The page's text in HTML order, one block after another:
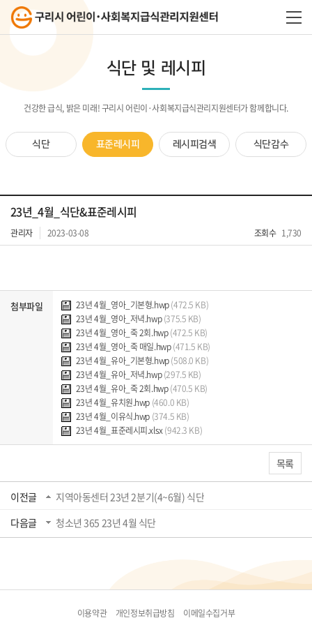
식단 및 레시피
건강한 급식, 밝은 미래! 구리시 어린이·사회복지급식관리지원센터가 함께합니다.
식단 표준레시피 레시피검색 식단감수
23년_4월_식단&표준레시피
관리자 2023-03-08 조회수 1,730
첨부파일 23년 4월_영아_기본형.hwp(472.5 KB)
23년 4월_영아_저녁.hwp(375.5 KB)
23년 4월_영아_죽 2회.hwp(472.5 KB)
23년 4월_영아_죽 매일.hwp(471.5 KB)
23년 4월_유아_기본형.hwp(508.0 KB)
23년 4월_유아_저녁.hwp(297.5 KB)
23년 4월_유아_죽 2회.hwp(470.5 KB)
23년 4월_유치원.hwp (460.0 KB)
23년 4월_이유식.hwp (374.5 KB)
23년 4월_표준레시피.xlsx(942.3 KB)
목록
이전글
지역아동센터 23년 2분기(4~6월) 식단
다음글
청소년 365 23년 4월 식단
이용약관 개인정보취급방침 이메일수집거부